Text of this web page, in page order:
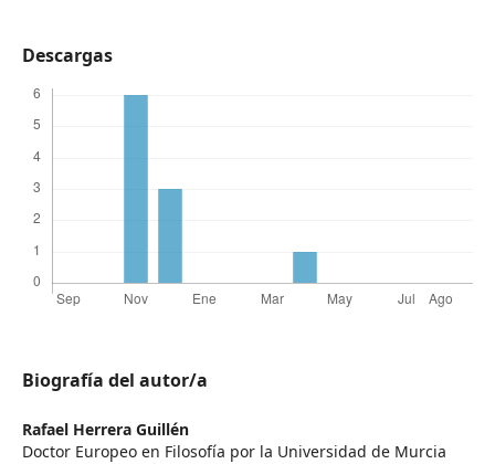
Descargas
Biografía del autor/a
Rafael Herrera Guillén
Doctor Europeo en Filosofía por la Universidad de Murcia